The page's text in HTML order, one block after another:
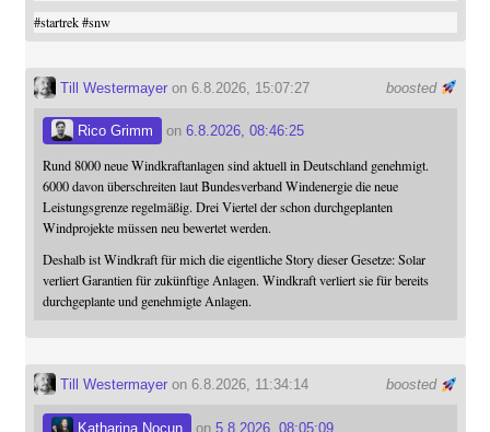
#startrek #snw
boosted
Till Westermayeron 6.8.2026, 15:07:27
Rico Grimm on 6.8.2026, 08:46:25
Rund 8000 neue Windkraftanlagen sind aktuell in Deutschland genehmigt.
6000 davon überschreiten laut Bundesverband Windenergie die neue
Leistungsgrenze regelmäßig. Drei Viertel der schon durchgeplanten
Windprojekte müssen neu bewertet werden.
Deshalb ist Windkraft für mich die eigentliche Story dieser Gesetze: Solar
verliert Garantien für zukünftige Anlagen. Windkraft verliert sie für bereits
durchgeplante und genehmigte Anlagen.
boosted
Till Westermayeron 6.8.2026, 11:34:14
Katharina Nocun on 5.8.2026, 08:05:09